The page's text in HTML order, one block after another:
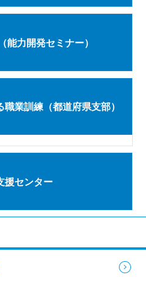
（能力開発セミナー）
業訓練（都道府県支部）
援センター